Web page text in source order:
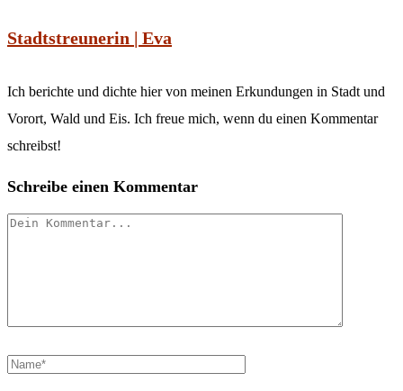
Stadtstreunerin | Eva
Ich berichte und dichte hier von meinen Erkundungen in Stadt und
Vorort, Wald und Eis. Ich freue mich, wenn du einen Kommentar
schreibst!
Schreibe einen Kommentar